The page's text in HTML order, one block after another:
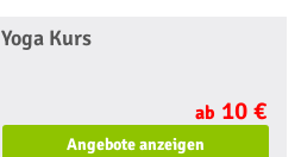
Yoga Kurs
ab 10 €
Angebote anzeigen